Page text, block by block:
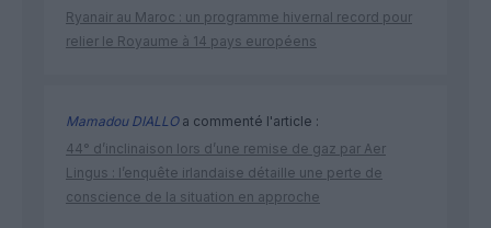
Ryanair au Maroc : un programme hivernal record pour
relier le Royaume à 14 pays européens
Mamadou DIALLOa commenté l'article :
44° d’inclinaison lors d’une remise de gaz par Aer
Lingus : l’enquête irlandaise détaille une perte de
conscience de la situation en approche